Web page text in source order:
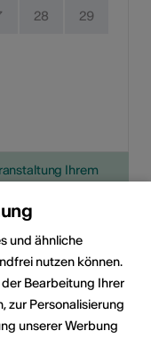
28 29
Ihrem
du Cervin
29
und ähnliche
nutzen können.
Bearbeitung Ihrer
zur Personalisierung
unserer Werbung